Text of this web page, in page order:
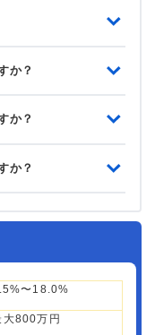
か？
か？
か？
〜18.0%
大800万円